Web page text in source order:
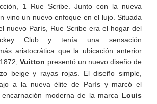
1 Rue Scribe. Junto con la nueva
vino un nuevo enfoque en el lujo. Situada
nuevo París, Rue Scribe era el hogar del
Club y tenía una sensación
aristocrática que la ubicación anterior
Vuitton presentó un nuevo diseño de
beige y rayas rojas. El diseño simple,
a la nueva élite de París y marcó el
moderna de la marca Louis